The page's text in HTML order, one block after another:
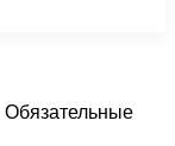
Обязательные